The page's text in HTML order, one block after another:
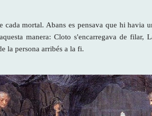
mortal. Abans es pensava que hi havia
manera: Cloto s'encarregava de filar,
la persona arribés a la fi.